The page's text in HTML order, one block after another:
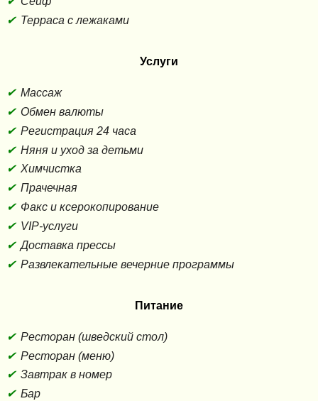
Терраса с лежаками
Услуги
Массаж
Обмен валюты
Регистрация 24 часа
Няня и уход за детьми
Химчистка
Прачечная
Факс и ксерокопирование
VIP-услуги
Доставка прессы
Развлекательные вечерние программы
Питание
Ресторан (шведский стол)
Ресторан (меню)
Завтрак в номер
Бар